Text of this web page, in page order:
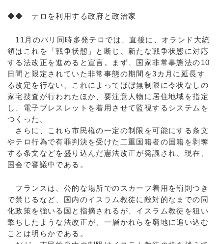
◆◆ テロを利用する政府と政治家
11月のパリ同時多発テロでは、直後に、オランド大統
領はこれを「戦争状態」と断じ、新たな戦争状態に対応
する法改正を進めると宣言。まず、国家非常事態法の10
日間と限定されていた非常事態の期間を3カ月に延長す
る改定を行ない、これによってほぼ無制限に令状なしの
家宅捜査が行われたほか、要注意人物に居住地域を指定
し、電子ブレスレットを着用させて監視するシステムを
つくった。
さらに、これら市民権の一定の制限を可能にする条文
やテロ行為で有罪判決を受けた二重国籍者の国籍を剥奪
する条文などを盛り込んだ憲法改正が発議され、現在、
国会で審議中である。
フランスは、公的な場所でのスカーフ着用を罰則つき
で禁じるなど、国内のイスラム教徒に敵対的なまでの同
化政策を強いる国と指摘されるが、イスラム教徒を狙い
撃ちしたような法改正が、一層かれらを窮地に追い込む
ことは明らかである。